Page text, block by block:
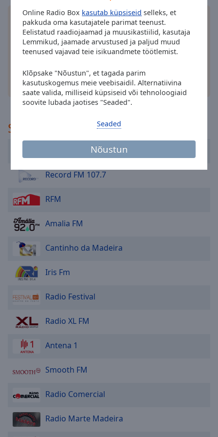
Online Radio Box kasutab küpsiseid selleks, et
pakkuda oma kasutajatele parimat teenust.
Eelistatud raadiojaamad ja muusikastiilid, kasutaja
Lemmikud, jaamade arvustused ja paljud muud
teenused vajavad teie isikuandmete töötlemist.
Klõpsake "Nõustun", et tagada parim
kasutuskogemus meie veebisaidil. Alternatiivina
saate valida, milliseid küpsiseid või tehnoloogiaid
soovite lubada jaotises "Seaded".
Nõustun
Seaded
window.
Opacity
Text
Background
Opacity
Area
Background
Color
Opacity
Font
Family
Installige tasuta Online Radio Boxrakendus
nutitelefoni ja kuulake oma lemmikraadiojaamu
võrgus - ükskõik kus te ka ei viibiksite!
muud valikud
Soovitatud
Kiss Fm 101.2
Record FM 107.7
RFM
Amalia FM
Cantinho da Madeira
Iris Fm
Radio Festival
Radio XL FM
Antena 1
Smooth FM
Radio Comercial
Radio Marte Madeira